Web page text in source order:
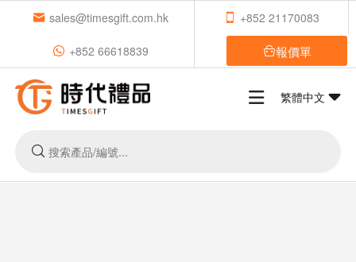
sales@timesgift.com.hk +852 21170083
+852 66618839 報價單
繁體中文